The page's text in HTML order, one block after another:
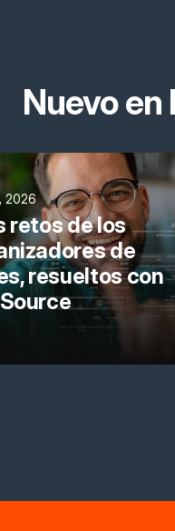
Nuevo
2026
retos de los
de
resueltos con